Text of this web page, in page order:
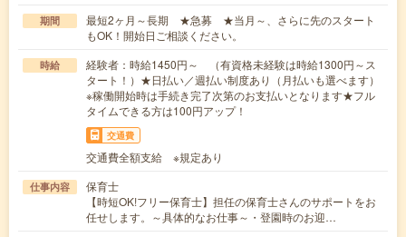
期間
最短2ヶ月～長期 ★急募 ★当月～、さらに先のスタート
もOK！開始日ご相談ください。
時給
経験者：時給1450円～ （有資格未経験は時給1300円～ス
タート！）★日払い／週払い制度あり（月払いも選べます）
※稼働開始時は手続き完了次第のお支払いとなります★フル
タイムできる方は100円アップ！
交通費
交通費全額支給 ※規定あり
仕事内容
保育士
【時短OK!フリー保育士】担任の保育士さんのサポートをお
任せします。～具体的なお仕事～・登園時のお迎…